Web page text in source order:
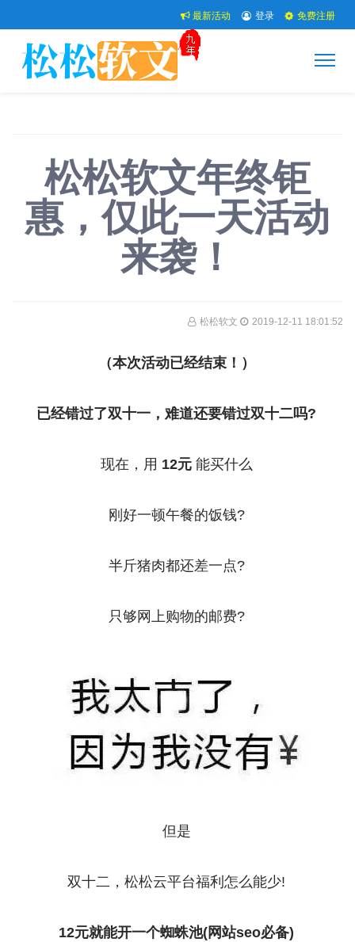
最新活动 登录 免费注册
松松软文年终钜
惠，仅此一天活动
来袭！
松松软文 2019-12-11 18:01:52
（本次活动已经结束！）
已经错过了双十一，难道还要错过双十二吗?
现在，用 12元 能买什么
刚好一顿午餐的饭钱?
半斤猪肉都还差一点?
只够网上购物的邮费?
但是
双十二，松松云平台福利怎么能少!
12元就能开一个蜘蛛池(网站seo必备)